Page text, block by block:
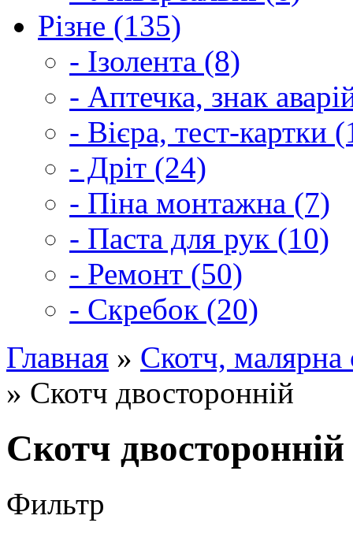
Різне (135)
- Ізолента (8)
- Аптечка, знак
- Вієра, тест-картки
- Дріт (24)
- Піна монтажна (7)
- Паста для рук (10)
- Ремонт (50)
- Скребок (20)
Главная » Скотч, малярна
» Скотч двосторонній
Скотч двосторонній
Фильтр